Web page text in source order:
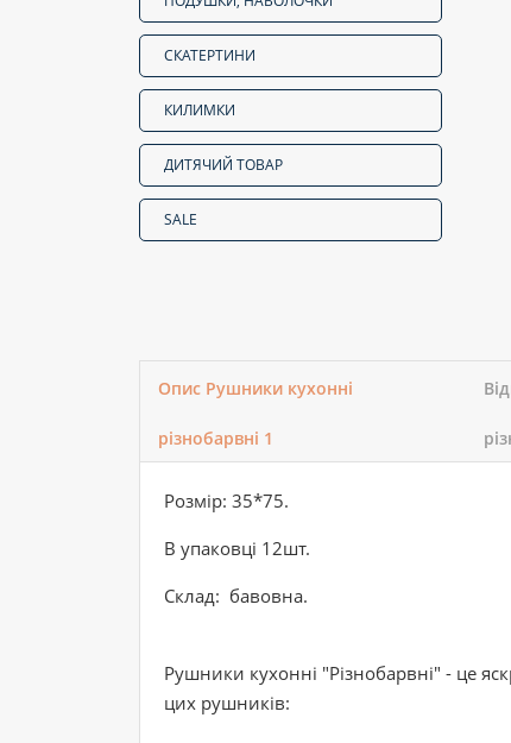
СКАТЕРТИНИ
КИЛИМКИ
ДИТЯЧИЙ ТОВАР
SALE
Опис Рушники кухонні
різнобарвні 1
Розмір: 35*75.
В упаковці 12шт.
Склад: бавовна.
Рушники кухонні "Різнобарвні" - це
цих рушників: